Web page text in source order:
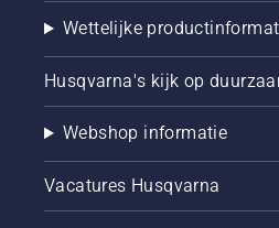
Wettelijke
Husqvarna's kijk op
Webshop informatie
Vacatures Husqvarna